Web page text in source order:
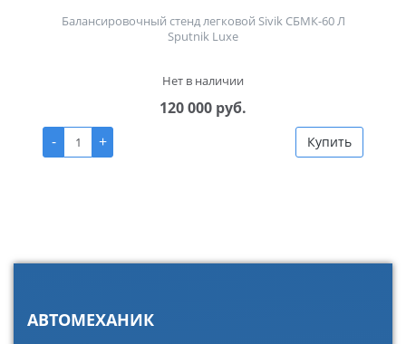
Балансировочный стенд легковой Sivik СБМК-60 Л
Sputnik Luxe
Нет в наличии
120 000 руб.
-
+ Купить
АВТОМЕХАНИК